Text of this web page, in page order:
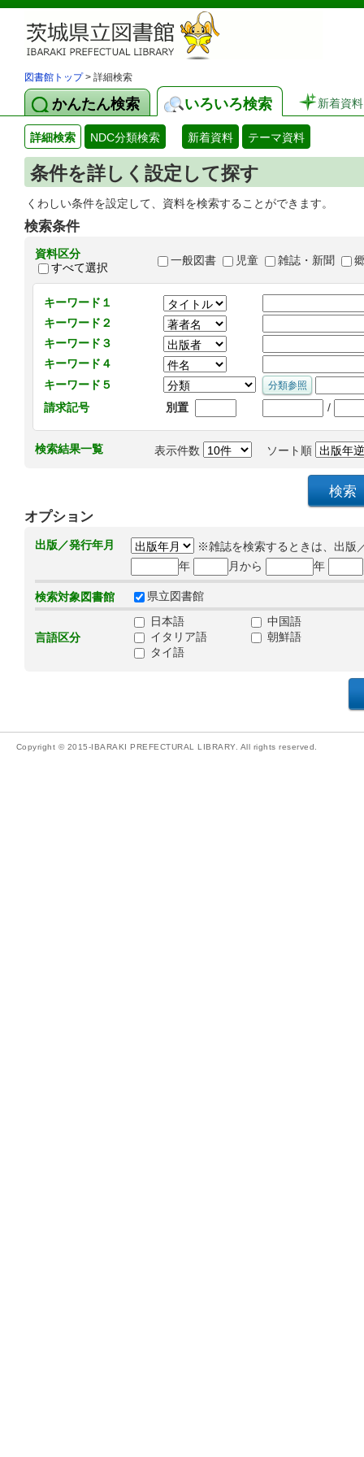
図書館トップ> 詳細検索
かんたん検索 いろいろ検索 新着資料
詳細検索 NDC分類検索 新着資料 テーマ資料
条件を詳しく設定して探す
くわしい条件を設定して、資料を検索することができます。
検索条件
資料区分
すべて選択
一般図書 児童 雑誌・新聞
キーワード１
キーワード２
キーワード３
キーワード４
キーワード５
請求記号
別置 /
検索結果一覧 表示件数 ソート順
オプション
出版／発行年月
※雑誌を検索するときは、出版
年
月から 年
検索対象図書館 県立図書館
言語区分
日本語
中国語
イタリア語
朝鮮語
タイ語
Copyright © 2015-IBARAKI PREFECTURAL LIBRARY. All rights reserved.